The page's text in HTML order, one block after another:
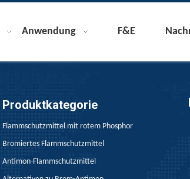
Anwendung F&E
Produktkategorie
Flammschutzmittel mit rotem Phosphor
Bromiertes Flammschutzmittel
Antimon-Flammschutzmittel